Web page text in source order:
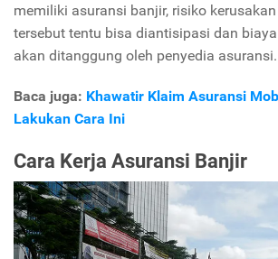
memiliki asuransi banjir, risiko
tersebut tentu bisa diantisipasi dan
akan ditanggung oleh penyedia asuransi.
Baca juga: Khawatir Klaim Asuransi
Lakukan Cara Ini
Cara Kerja Asuransi Banjir